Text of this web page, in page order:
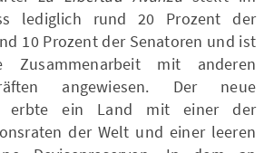
lediglich rund 20 Prozent der
10 Prozent der Senatoren und ist
mit anderen
angewiesen. Der neue
erbte ein Land mit einer der
der Welt und einer leeren